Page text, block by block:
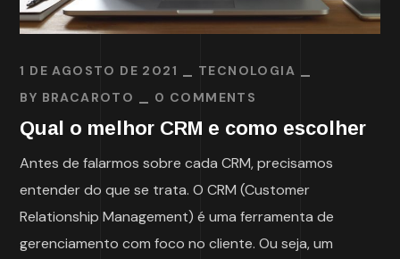
1 DE AGOSTO DE 2021
TECNOLOGIA
BY BRACAROTO 0 COMMENTS
Qual o melhor CRM e como escolher
Antes de falarmos sobre cada CRM, precisamos
entender do que se trata. O CRM (Customer
Relationship Management) é uma ferramenta de
gerenciamento com foco no cliente. Ou seja, um